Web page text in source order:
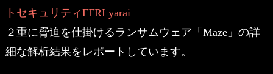
トセキュリティFFRI yarai
２重に脅迫を仕掛けるランサムウェア「Maze」の詳
細な解析結果をレポートしています。